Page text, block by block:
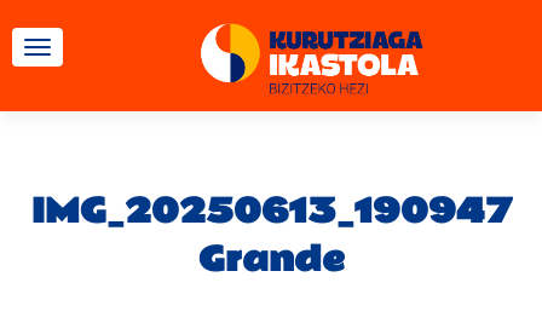
TOGGLE NAVIGATION
IMG_20250613_190947
Grande